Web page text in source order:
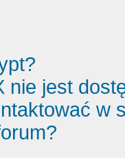
nie jest
w